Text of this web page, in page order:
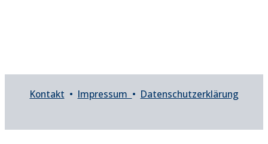
Kontakt • Impressum • Datenschutzerklärung